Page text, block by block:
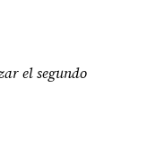
el segundo